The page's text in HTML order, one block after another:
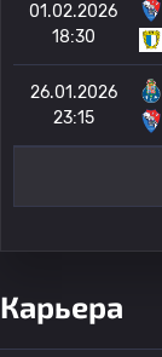
01.02.2026
18:30
26.01.2026
23:15
Карьера